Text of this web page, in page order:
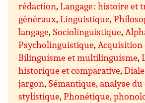
rédaction,Langage : histoire et
généraux,Linguistique,
langage, Sociolinguistique,
Psycholinguistique,Acquisition
Bilinguisme et multilinguisme,
historique et comparative,
jargon, Sémantique, analyse
stylistique,Phonétique,